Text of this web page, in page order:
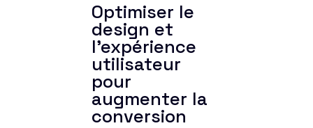
Optimiser le
design et
l'expérience
utilisateur
pour
augmenter la
conversion